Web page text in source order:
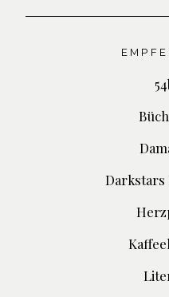
Darkstars